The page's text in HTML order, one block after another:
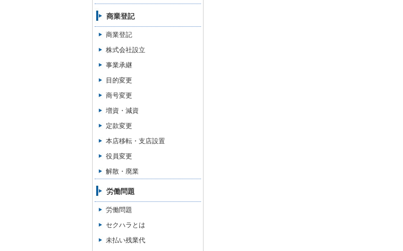
商業登記
商業登記
株式会社設立
事業承継
目的変更
商号変更
増資・減資
定款変更
本店移転・支店設置
役員変更
解散・廃業
労働問題
労働問題
セクハラとは
未払い残業代